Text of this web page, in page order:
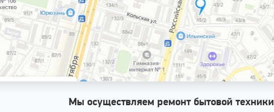
Мы осуществляем ремонт бытовой техники